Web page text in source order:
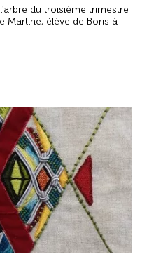
du troisième trimestre
Martine, élève de Boris à